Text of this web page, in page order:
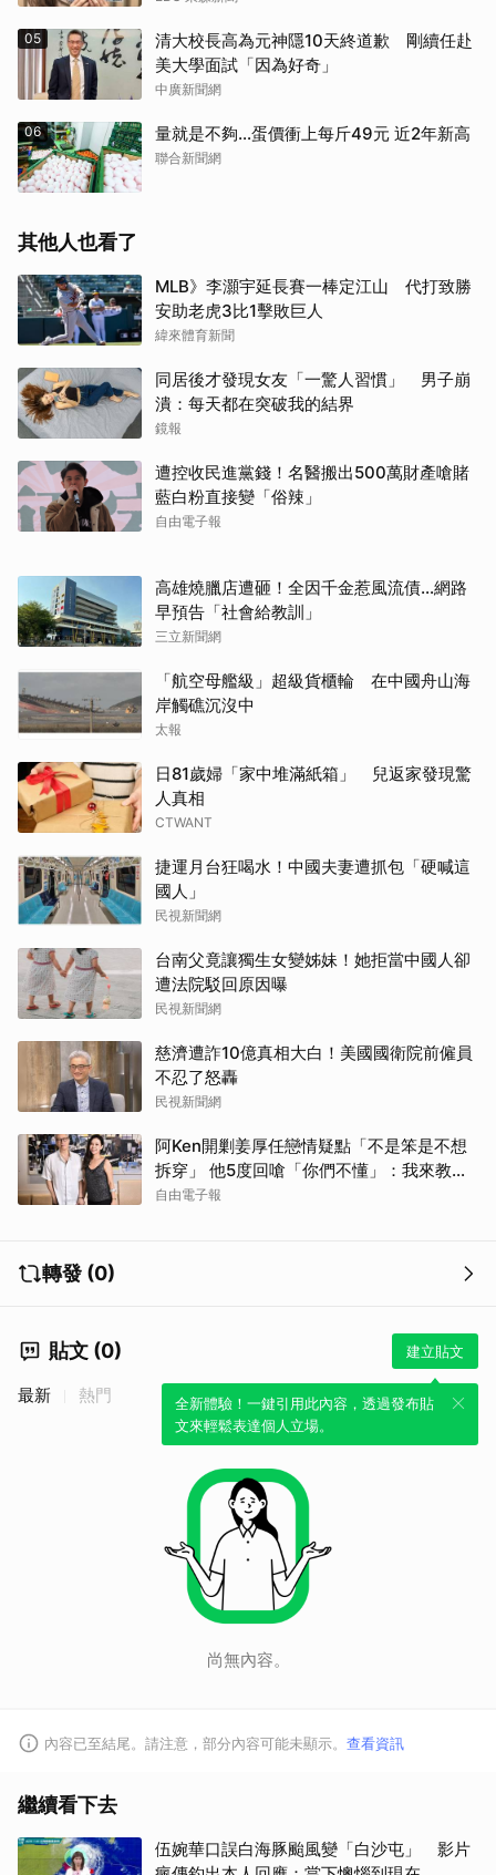
05
清大校長高為元神隱10天終道歉 剛續任赴
美大學面試「因為好奇」
中廣新聞網
06 量就是不夠…蛋價衝上每斤49元 近2年新高
聯合新聞網
其他人也看了
MLB》李灝宇延長賽一棒定江山 代打致勝
安助老虎3比1擊敗巨人
緯來體育新聞
同居後才發現女友「一驚人習慣」 男子崩
潰：每天都在突破我的結界
鏡報
遭控收民進黨錢！名醫搬出500萬財產嗆賭
藍白粉直接變「俗辣」
自由電子報
高雄燒臘店遭砸！全因千金惹風流債…網路
早預告「社會給教訓」
三立新聞網
「航空母艦級」超級貨櫃輪 在中國舟山海
岸觸礁沉沒中
太報
日81歲婦「家中堆滿紙箱」 兒返家發現驚
人真相
CTWANT
捷運月台狂喝水！中國夫妻遭抓包「硬喊這
國人」
民視新聞網
台南父竟讓獨生女變姊妹！她拒當中國人卻
遭法院駁回原因曝
民視新聞網
慈濟遭詐10億真相大白！美國國衛院前僱員
不忍了怒轟
民視新聞網
阿Ken開剿姜厚任戀情疑點「不是笨是不想
拆穿」 他5度回嗆「你們不懂」：我來教育
你們
自由電子報
轉發 (0)
貼文 (0) 建立貼文
全新體驗！一鍵引用此內容，透過發布貼
文來輕鬆表達個人立場。
最新 熱門
尚無內容。
內容已至結尾。請注意，部分內容可能未顯示。 查看資訊
繼續看下去
伍婉華口誤白海豚颱風變「白沙屯」 影片
取消